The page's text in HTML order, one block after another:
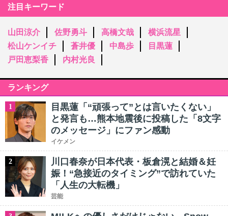
注目キーワード
山田涼介 佐野勇斗 高橋文哉
横浜流星
松山ケンイチ
蒼井優 中島歩
目黒蓮
戸田恵梨香
内村光良
ランキング
1
目黒蓮「“頑張って”とは言いたくない」
と発言も…熊本地震後に投稿した「8文字
のメッセージ」にファン感動
イケメン
2
川口春奈が日本代表・板倉滉と結婚＆妊
娠！“急接近のタイミング”で訪れていた
「人生の大転機」
芸能